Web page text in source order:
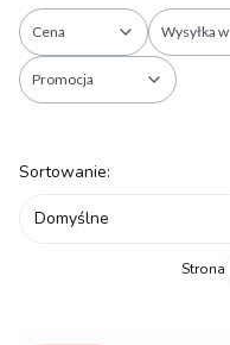
Cena Wysyłka w
Promocja
Lista produktów
Sortowanie:
Domyślne
Strona